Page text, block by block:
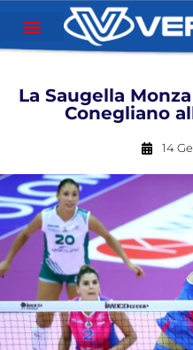
La Saugella
Conegliano
14